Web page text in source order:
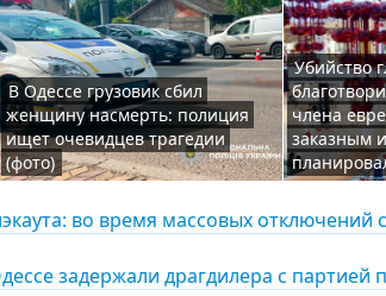
В Одессе грузовик сбил
женщину насмерть: полиция
ищет очевидцев трагедии
(фото)
Убийство
члена
заказным
во время массовых отключений
задержали драгдилера с